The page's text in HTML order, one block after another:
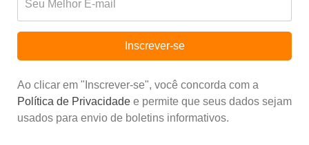
Inscrever-se
Ao clicar em "Inscrever-se", você concorda com a
Política de Privacidade e permite que seus dados sejam
usados para envio de boletins informativos.